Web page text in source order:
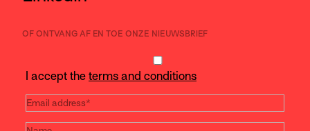
OF ONTVANG AF EN TOE ONZE NIEUWSBRIEF
I accept the terms and conditions